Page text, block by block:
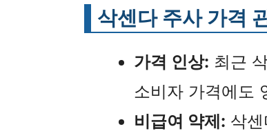
삭센다 주사 가격
가격 인상: 최근
소비자 가격에도
비급여 약제: 삭